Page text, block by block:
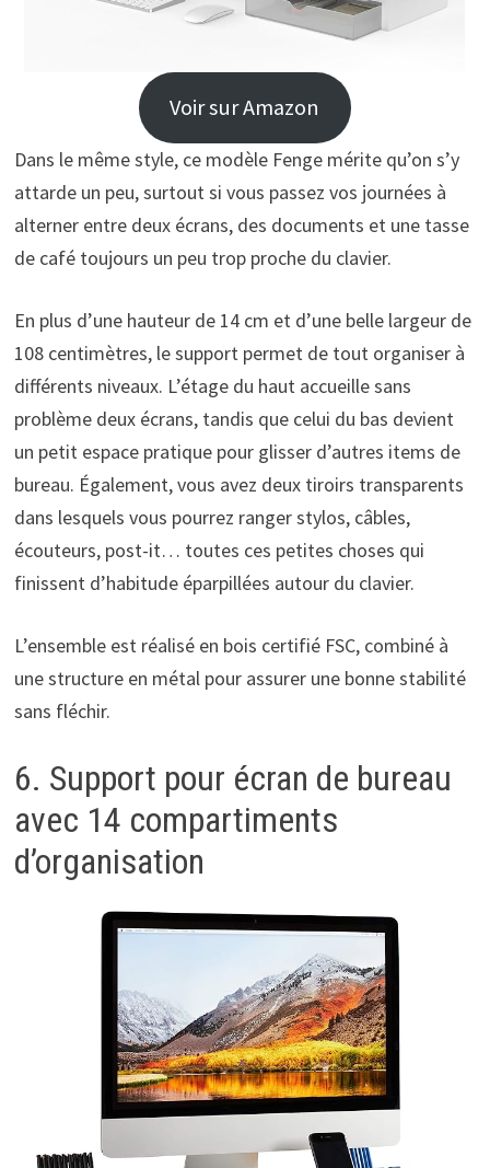
Voir sur Amazon
Dans le même style, ce modèle Fenge mérite qu’on s’y
attarde un peu, surtout si vous passez vos journées à
alterner entre deux écrans, des documents et une tasse
de café toujours un peu trop proche du clavier.
En plus d’une hauteur de 14 cm et d’une belle largeur de
108 centimètres, le support permet de tout organiser à
différents niveaux. L’étage du haut accueille sans
problème deux écrans, tandis que celui du bas devient
un petit espace pratique pour glisser d’autres items de
bureau. Également, vous avez deux tiroirs transparents
dans lesquels vous pourrez ranger stylos, câbles,
écouteurs, post-it… toutes ces petites choses qui
finissent d’habitude éparpillées autour du clavier.
L’ensemble est réalisé en bois certifié FSC, combiné à
une structure en métal pour assurer une bonne stabilité
sans fléchir.
6. Support pour écran de bureau
avec 14 compartiments
d’organisation